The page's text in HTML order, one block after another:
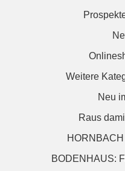
Weitere
Neu
Raus
BODENHAUS: